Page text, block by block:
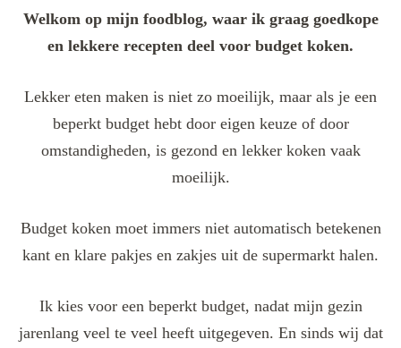
Welkom op mijn foodblog, waar ik graag goedkope
en lekkere recepten deel voor budget koken.
Lekker eten maken is niet zo moeilijk, maar als je een
beperkt budget hebt door eigen keuze of door
omstandigheden, is gezond en lekker koken vaak
moeilijk.
Budget koken moet immers niet automatisch betekenen
kant en klare pakjes en zakjes uit de supermarkt halen.
Ik kies voor een beperkt budget, nadat mijn gezin
jarenlang veel te veel heeft uitgegeven. En sinds wij dat